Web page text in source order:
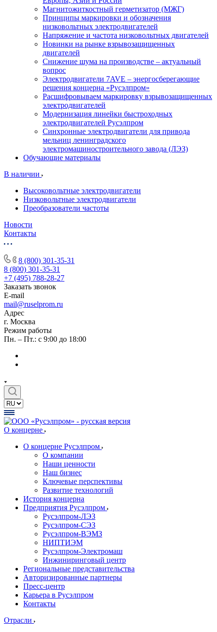
Магнитожиткостный герметизатор (МЖГ)
Принципы маркировки и обозначения
низковольтных электродвигателей
Напряжение и частота низковольтных двигателей
Новинки на рынке взрывозащищенных
двигателей
Снижение шума на производстве – актуальный
вопрос
Электродвигатели 7AVE – энергосберегающие
решения концерна «Русэлпром»
Расшифровываем маркировку взрывозащищенных
электродвигателей
Модернизация линейки быстроходных
электродвигателей Русэлпром
Синхронные электродвигатели для привода
мельниц ленинградского
электромашиностроительного завода (ЛЭЗ)
Обучающие материалы
В наличии
Высоковольтные электродвигатели
Низковольтные электродвигатели
Преобразователи частоты
Новости
Контакты
8 (800) 301-35-31
8 (800) 301-35-31
+7 (495) 788-28-27
Заказать звонок
E-mail
mail@ruselprom.ru
Адрес
г. Москва
Режим работы
Пн. – Пт.: с 9:00 до 18:00
О концерне
О концерне Русэлпром
О компании
Наши ценности
Наш бизнес
Ключевые перспективы
Развитие технологий
История концерна
Предприятия Русэлпром
Русэлпром-ЛЭЗ
Русэлпром-СЭЗ
Русэлпром-ВЭМЗ
НИПТИЭМ
Русэлпром-Электромаш
Инжиниринговый центр
Региональные представительства
Авторизированные партнеры
Пресс-центр
Карьера в Русэлпром
Контакты
Отрасли